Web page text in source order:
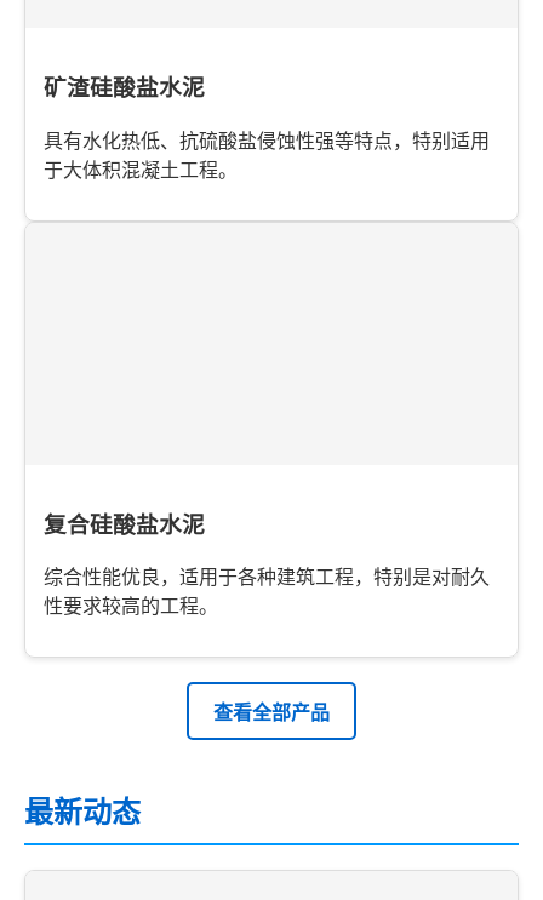
矿渣硅酸盐水泥
具有水化热低、抗硫酸盐侵蚀性强等特点，特别适用
于大体积混凝土工程。
复合硅酸盐水泥
综合性能优良，适用于各种建筑工程，特别是对耐久
性要求较高的工程。
查看全部产品
最新动态